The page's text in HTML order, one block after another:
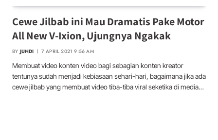
Cewe Jilbab ini Mau Dramatis Pake Motor
All New V-Ixion, Ujungnya Ngakak
BY JUNDI 7 APRIL 2021 9:56 AM
Membuat video konten video bagi sebagian konten kreator
tentunya sudah menjadi kebiasaan sehari-hari, bagaimana jika ada
cewe jilbab yang membuat video tiba-tiba viral seketika di media…